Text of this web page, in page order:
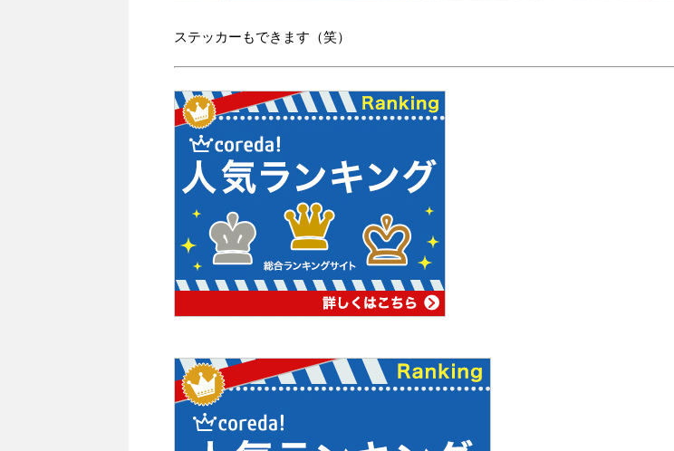
ステッカーもできます（笑）